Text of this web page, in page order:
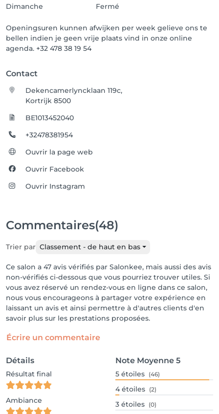
Dimanche
Fermé
Openingsuren kunnen afwijken per week gelieve ons te
bellen indien je geen vrije plaats vind in onze online
agenda. +32 478 38 19 54
Contact
Dekencamerlyncklaan 119c,
Kortrijk 8500
BE1013452040
+32478381954
Ouvrir la page web
Ouvrir Facebook
Ouvrir Instagram
Commentaires(48)
Trier par Classement - de haut en bas
Ce salon a 47 avis vérifiés par Salonkee, mais aussi des avis
non-vérifiés ci-dessous que vous pourriez trouver utiles. Si
vous avez réservé un rendez-vous en ligne dans ce salon,
nous vous encourageons à partager votre expérience en
laissant un avis et ainsi permettre à d'autres clients d'en
savoir plus sur les prestations proposées.
Écrire un commentaire
Détails
Résultat final
Ambiance
Note Moyenne 5
5 étoiles (46)
4 étoiles (2)
3 étoiles (0)